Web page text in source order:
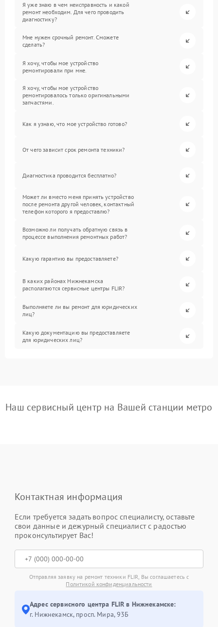
Я уже знаю в чем неисправность и какой
ремонт необходим. Для чего проводить
диагностику?
Мне нужен срочный ремонт. Сможете
сделать?
Я хочу, чтобы мое устройство
ремонтировали при мне.
Я хочу, чтобы мое устройство
ремонтировалось только оригинальными
запчастями.
Как я узнаю, что мое устройство готово?
От чего зависит срок ремонта техники?
Диагностика проводится бесплатно?
Может ли вместо меня принять устройство
после ремонта другой человек, контактный
телефон которого я предоставлю?
Возможно ли получать обратную связь в
процессе выполнения ремонтных работ?
Какую гарантию вы предоставляете?
В каких районах Нижнекамска
располагаются сервисные центры FLIR?
Выполняете ли вы ремонт для юридических
лиц?
Какую документацию вы предоставляете
для юридических лиц?
Наш сервисный центр на Вашей станции метро
Контактная информация
Если требуется задать вопрос специалисту, оставьте
свои данные и дежурный специалист с радостью
проконсультирует Вас!
Отправляя заявку на ремонт техники FLIR, Вы соглашаетесь с
Политикой конфиденциальности
Адрес сервисного центра FLIR в Нижнекамске:
г. Нижнекамск, просп. Мира, 93Б